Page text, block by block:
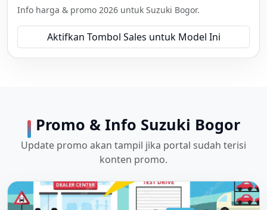
Info harga & promo 2026 untuk Suzuki Bogor.
Aktifkan Tombol Sales untuk Model Ini
Promo & Info Suzuki Bogor
Update promo akan tampil jika portal sudah terisi
konten promo.